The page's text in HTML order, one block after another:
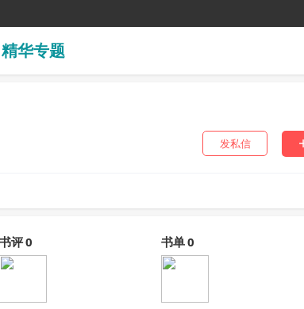
精华专题
发私信
书评0 书单0